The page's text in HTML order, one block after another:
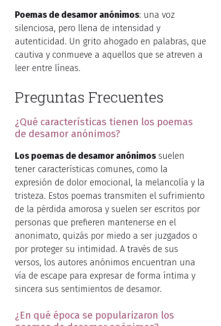
Poemas de desamor anónimos: una voz
silenciosa, pero llena de intensidad y
autenticidad. Un grito ahogado en palabras, que
cautiva y conmueve a aquellos que se atreven a
leer entre líneas.
Preguntas Frecuentes
¿Qué características tienen los poemas
de desamor anónimos?
Los poemas de desamor anónimos suelen
tener características comunes, como la
expresión de dolor emocional, la melancolía y la
tristeza. Estos poemas transmiten el sufrimiento
de la pérdida amorosa y suelen ser escritos por
personas que prefieren mantenerse en el
anonimato, quizás por miedo a ser juzgados o
por proteger su intimidad. A través de sus
versos, los autores anónimos encuentran una
vía de escape para expresar de forma íntima y
sincera sus sentimientos de desamor.
¿En qué época se popularizaron los